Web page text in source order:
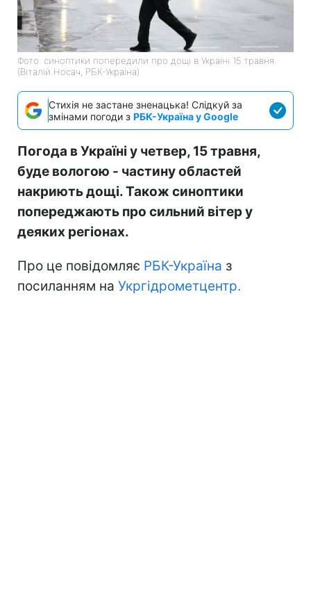
Фото: синоптики попередили про дощі в Україні 15 травня
(Віталій Носач, РБК-Україна)
Стихія не застане зненацька! Слідкуй за
змінами погоди з РБК-Україна у Google
Погода в Україні у четвер, 15 травня,
буде вологою - частину областей
накриють дощі. Також синоптики
попереджають про сильний вітер у
деяких регіонах.
Про це повідомляє РБК-Україна з
посиланням на Укргідрометцентр.